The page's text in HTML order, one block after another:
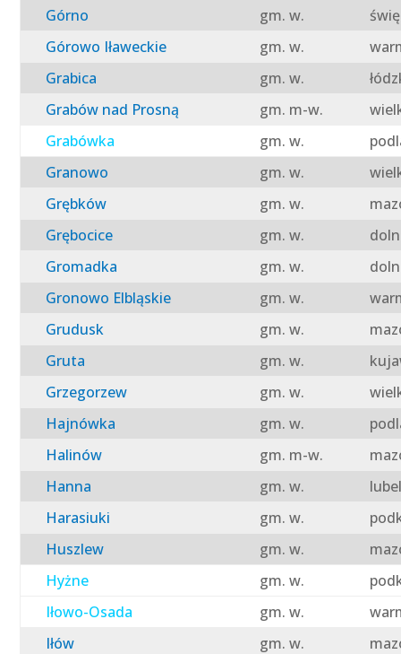
Górno
gm. w.
Górowo Iławeckie
gm. w.
Grabica
gm. w.
Grabów nad Prosną
gm. m-w.
Grabówka
gm. w.
Granowo
gm. w.
Grębków
gm. w.
Grębocice
gm. w.
Gromadka
gm. w.
Gronowo Elbląskie
gm. w.
Grudusk
gm. w.
Gruta
gm. w.
Grzegorzew
gm. w.
Hajnówka
gm. w.
Halinów
gm. m-w.
Hanna
gm. w.
Harasiuki
gm. w.
Huszlew
gm. w.
Hyżne
gm. w.
Iłowo-Osada
gm. w.
Iłów
gm. w.